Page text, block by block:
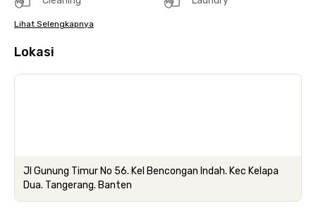
Lihat Selengkapnya
Lokasi
Jl Gunung Timur No 56. Kel Bencongan Indah. Kec Kelapa
Dua. Tangerang. Banten